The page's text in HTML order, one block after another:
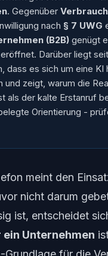
. Gegenüber
nach § 7 UWG
(B2B) genügt
Darüber liegt
dass es sich um eine
und zeigt, warum die
als der kalte Erstanruf
Orientierung -
meint den
nicht darum
ist, entscheidet
Unternehmen